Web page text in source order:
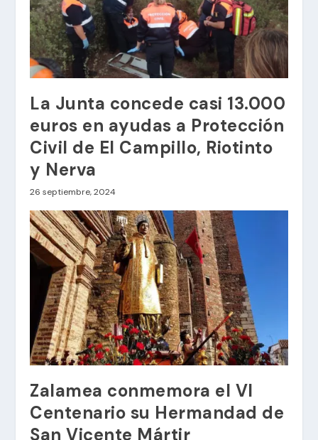
La Junta concede casi 13.000
euros en ayudas a Protección
Civil de El Campillo, Riotinto
y Nerva
26 septiembre, 2024
Zalamea conmemora el VI
Centenario su Hermandad de
San Vicente Mártir